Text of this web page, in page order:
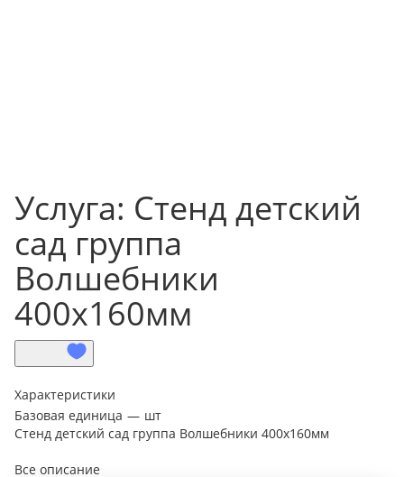
Услуга: Стенд детский
сад группа
Волшебники
400х160мм
Характеристики
Базовая единица — шт
Стенд детский сад группа Волшебники 400х160мм
Все описание